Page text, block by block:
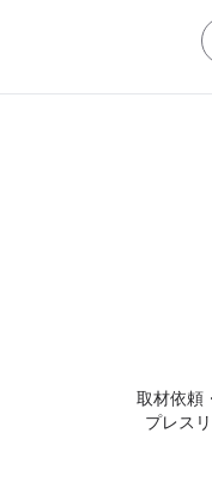
取材依頼
プレス